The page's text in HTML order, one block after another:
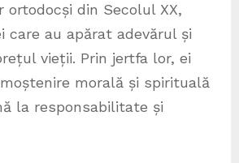
din Secolul XX,
care au apărat adevărul și
vieții. Prin jertfa lor, ei
morală și spirituală
la responsabilitate și